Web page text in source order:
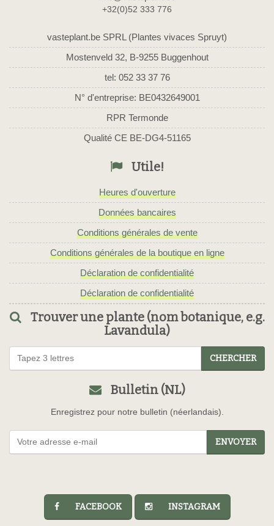
+32(0)52 333 776
vasteplant.be SPRL (Plantes vivaces Spruyt)
Mostenveld 32, B-9255 Buggenhout
tel: 052 33 37 76
N° d'entreprise: BE0432649001
RPR Termonde
Qualité CE BE-DG4-51165
Utile!
Heures d'ouverture
Données bancaires
Conditions générales de vente
Conditions générales de la boutique en ligne
Déclaration de confidentialité
Déclaration de confidentialité
Trouver une plante (nom botanique, e.g.
Lavandula)
CHERCHER
Bulletin (NL)
Enregistrez pour notre bulletin (néerlandais).
ENVOYER
FACEBOOK INSTAGRAM